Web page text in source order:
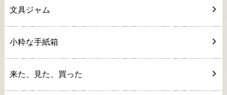
文具ジャム
小粋な手紙箱
来た、見た、買った